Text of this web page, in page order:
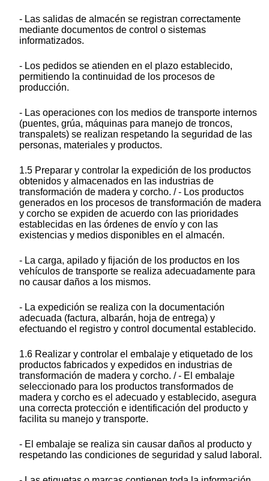
- Las salidas de almacén se registran correctamente
mediante documentos de control o sistemas
informatizados.
- Los pedidos se atienden en el plazo establecido,
permitiendo la continuidad de los procesos de
producción.
- Las operaciones con los medios de transporte internos
(puentes, grúa, máquinas para manejo de troncos,
transpalets) se realizan respetando la seguridad de las
personas, materiales y productos.
1.5 Preparar y controlar la expedición de los productos
obtenidos y almacenados en las industrias de
transformación de madera y corcho. / - Los productos
generados en los procesos de transformación de madera
y corcho se expiden de acuerdo con las prioridades
establecidas en las órdenes de envío y con las
existencias y medios disponibles en el almacén.
- La carga, apilado y fijación de los productos en los
vehículos de transporte se realiza adecuadamente para
no causar daños a los mismos.
- La expedición se realiza con la documentación
adecuada (factura, albarán, hoja de entrega) y
efectuando el registro y control documental establecido.
1.6 Realizar y controlar el embalaje y etiquetado de los
productos fabricados y expedidos en industrias de
transformación de madera y corcho. / - El embalaje
seleccionado para los productos transformados de
madera y corcho es el adecuado y establecido, asegura
una correcta protección e identificación del producto y
facilita su manejo y transporte.
- El embalaje se realiza sin causar daños al producto y
respetando las condiciones de seguridad y salud laboral.